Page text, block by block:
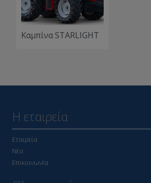
Καμπίνα STARLIGHT
Η εταιρεία
Εταιρεία
Νέα
Επικοινωνία